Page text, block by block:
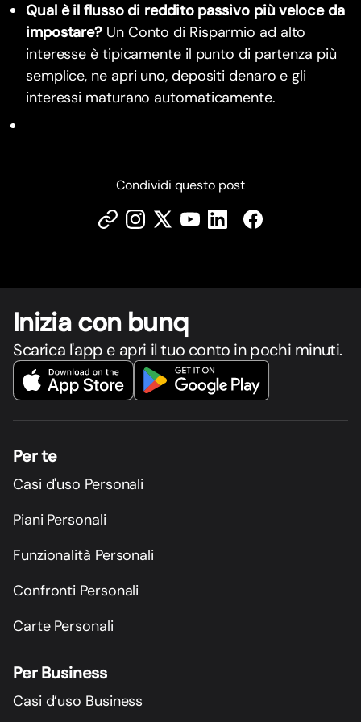
Qual è il flusso di reddito passivo più veloce da
impostare? Un Conto di Risparmio ad alto
interesse è tipicamente il punto di partenza più
semplice, ne apri uno, depositi denaro e gli
interessi maturano automaticamente.
Condividi questo post
Inizia con bunq
Scarica l'app e apri il tuo conto in pochi minuti.
Per te
Casi d'uso Personali
Piani Personali
Funzionalità Personali
Confronti Personali
Carte Personali
Per Business
Casi d’uso Business